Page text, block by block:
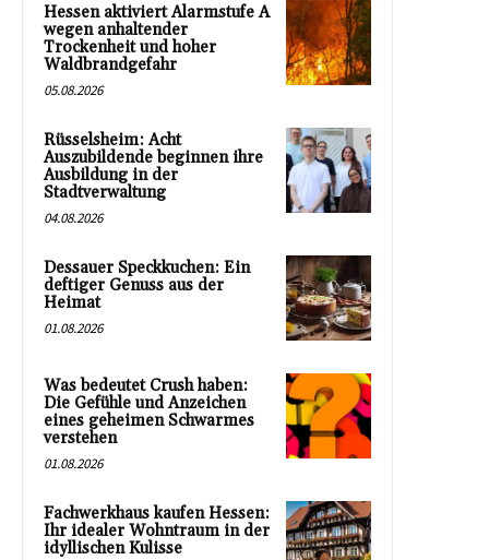
Hessen aktiviert Alarmstufe A
wegen anhaltender
Trockenheit und hoher
Waldbrandgefahr
05.08.2026
Rüsselsheim: Acht
Auszubildende beginnen ihre
Ausbildung in der
Stadtverwaltung
04.08.2026
Dessauer Speckkuchen: Ein
deftiger Genuss aus der
Heimat
01.08.2026
Was bedeutet Crush haben:
Die Gefühle und Anzeichen
eines geheimen Schwarmes
verstehen
01.08.2026
Fachwerkhaus kaufen Hessen:
Ihr idealer Wohntraum in der
idyllischen Kulisse